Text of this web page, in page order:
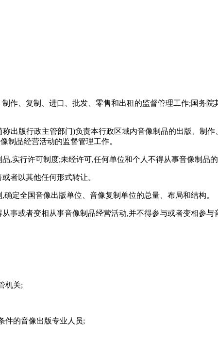
作、复制、进口、批发、零售和出租的监督管理工作;国务
出版行政主管部门)负责本行政区域内音像制品的出版、制
制品经营活动的监督管理工作。
,实行许可制度;未经许可,任何单位和个人不得从事音像制品
者以其他任何形式转让。
定全国音像出版单位、音像复制单位的总量、布局和结构。
事或者变相从事音像制品经营活动,并不得参与或者变相参与
机关;
件的音像出版专业人员;